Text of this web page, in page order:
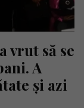
vrut să se
A
și azi